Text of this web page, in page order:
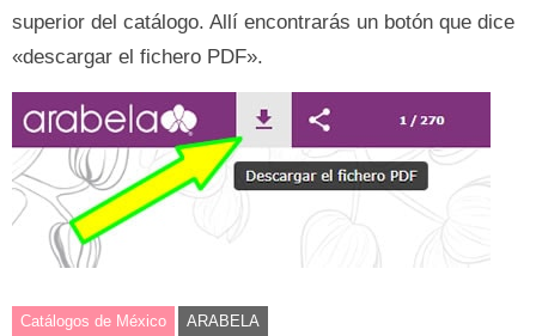
superior del catálogo. Allí encontrarás un botón que dice
«descargar el fichero PDF».
Catálogos de México ARABELA